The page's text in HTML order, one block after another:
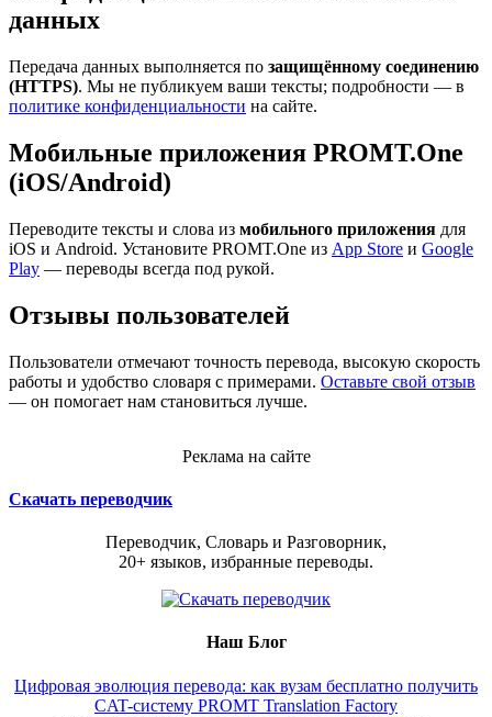
данных
Передача данных выполняется по защищённому соединению
(HTTPS). Мы не публикуем ваши тексты; подробности — в
политике конфиденциальности на сайте.
Мобильные приложения PROMT.One
(iOS/Android)
Переводите тексты и слова из мобильного приложения для
iOS и Android. Установите PROMT.One из App Store и Google
Play — переводы всегда под рукой.
Отзывы пользователей
Пользователи отмечают точность перевода, высокую скорость
работы и удобство словаря с примерами. Оставьте свой отзыв
— он помогает нам становиться лучше.
Реклама на сайте
Скачать переводчик
Переводчик, Словарь и Разговорник,
20+ языков, избранные переводы.
Наш Блог
Цифровая эволюция перевода: как вузам бесплатно получить
CAT-систему PROMT Translation Factory